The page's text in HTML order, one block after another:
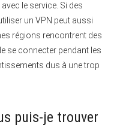
le service. Si des
un VPN peut aussi
régions rencontrent des
se connecter pendant les
dus à une trop
puis-je trouver